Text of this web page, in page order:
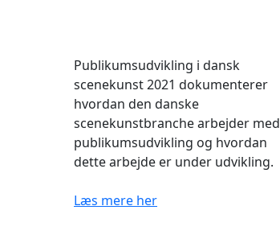
Publikumsudvikling i dansk
scenekunst 2021 dokumenterer
hvordan den danske
scenekunstbranche arbejder med
publikumsudvikling og hvordan
dette arbejde er under udvikling.
Læs mere her